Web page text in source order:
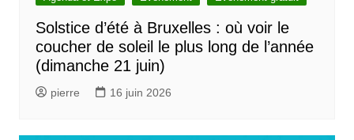
Solstice d’été à Bruxelles : où voir le
coucher de soleil le plus long de l’année
(dimanche 21 juin)
pierre 16 juin 2026